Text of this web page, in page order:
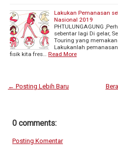
Lakukan Pemanasan
Nasional 2019
PHTULUNGAGUNG
sebentar lagi Di gelar,
Touring yang
Lakukanlah
fisik kita fres… Read More
← Posting Lebih Baru
0 comments:
Posting Komentar